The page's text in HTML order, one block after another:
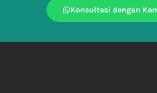
Konsultasi dengan